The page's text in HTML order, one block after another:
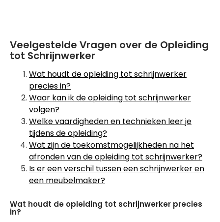
Veelgestelde Vragen over de Opleiding
tot Schrijnwerker
Wat houdt de opleiding tot schrijnwerker
precies in?
Waar kan ik de opleiding tot schrijnwerker
volgen?
Welke vaardigheden en technieken leer je
tijdens de opleiding?
Wat zijn de toekomstmogelijkheden na het
afronden van de opleiding tot schrijnwerker?
Is er een verschil tussen een schrijnwerker en
een meubelmaker?
Wat houdt de opleiding tot schrijnwerker precies
in?